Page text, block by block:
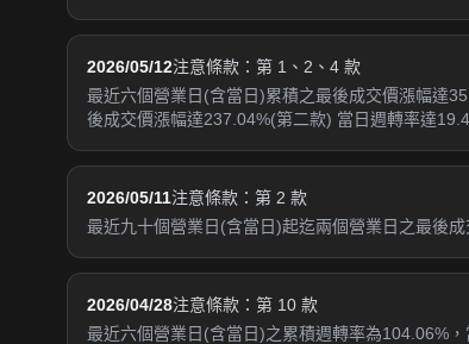
2026/05/12注意條款：第 1、2、4 款
最近六個營業日(含當日)累積之最後成交價漲幅達
後成交價漲幅達237.04%(第二款) 當日週轉率達
2026/05/11注意條款：第 2 款
最近九十個營業日(含當日)起迄兩個營業日之最後
2026/04/28注意條款：第 10 款
最近六個營業日(含當日)之累積週轉率為104.06%